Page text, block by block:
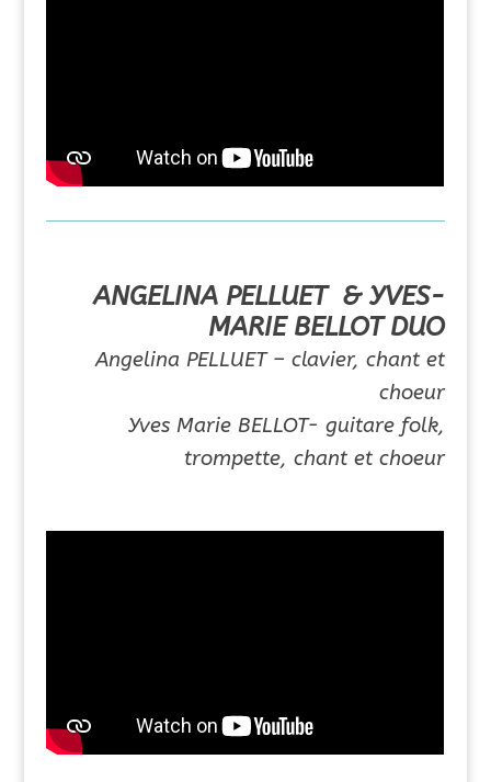
ANGELINA PELLUET & YVES-
MARIE BELLOT DUO
Angelina PELLUET – clavier, chant et
choeur
Yves Marie BELLOT- guitare folk,
trompette, chant et choeur